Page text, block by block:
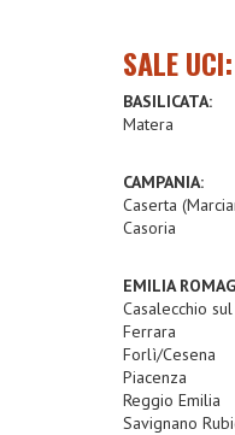
SALE UCI:
BASILICATA:
Matera
CAMPANIA:
Caserta
Casoria
EMILIA
Casalecchio
Ferrara
Forlì/Cesena
Piacenza
Reggio Emilia
Savignano